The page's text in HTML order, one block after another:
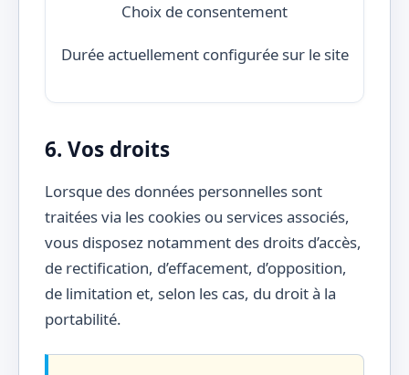
Choix de consentement
Durée actuellement configurée sur le site
6. Vos droits
Lorsque des données personnelles sont
traitées via les cookies ou services associés,
vous disposez notamment des droits d’accès,
de rectification, d’effacement, d’opposition,
de limitation et, selon les cas, du droit à la
portabilité.